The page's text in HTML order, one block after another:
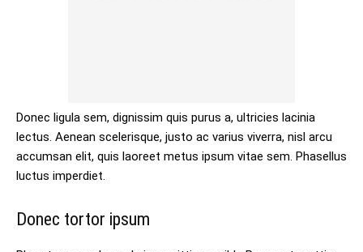
Donec ligula sem, dignissim quis purus a, ultricies lacinia
lectus. Aenean scelerisque, justo ac varius viverra, nisl arcu
accumsan elit, quis laoreet metus ipsum vitae sem. Phasellus
luctus imperdiet.
Donec tortor ipsum